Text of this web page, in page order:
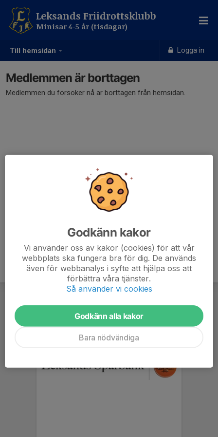
Till hemsidan Logga in
Leksands Friidrottsklubb
Minisar 4-5 år (tisdagar)
Medlemmen är borttagen
Medlemmen du försöker nå är borttagen från hemsidan.
Godkänn kakor
Vi använder oss av kakor (cookies) för att vår
webbplats ska fungera bra för dig. De används
även för webbanalys i syfte att hjälpa oss att
förbättra våra tjänster.
Så använder vi cookies
Godkänn alla kakor
Bara nödvändiga